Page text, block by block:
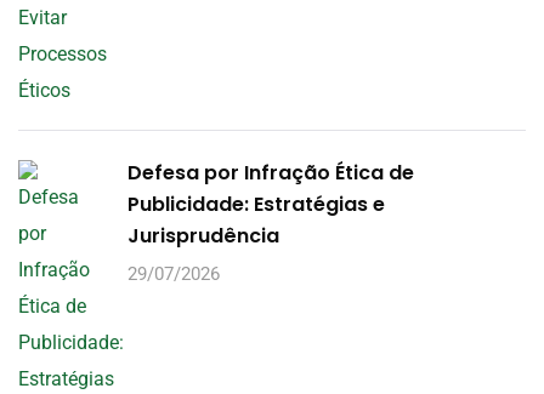
Defesa por Infração Ética de
Publicidade: Estratégias e
Jurisprudência
29/07/2026